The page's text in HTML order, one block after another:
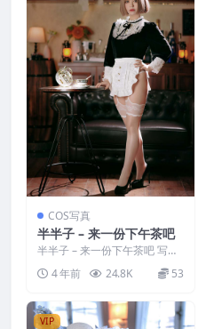
COS写真
半半子 – 来一份下午茶吧
半半子 – 来一份下午茶吧 写真
分类：唯美，参与模特：半半
子 [套图大小]：[7...
4 年前 24.8K 53
VIP